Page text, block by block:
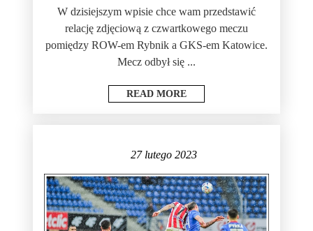
W dzisiejszym wpisie chce wam przedstawić
relację zdjęciową z czwartkowego meczu
pomiędzy ROW-em Rybnik a GKS-em Katowice.
Mecz odbył się ...
READ MORE
27 lutego 2023